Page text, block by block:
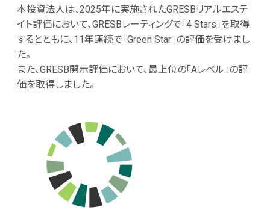
本投資法人は、2025年に実施されたGRESBリアルエステ
イト評価において、GRESBレーティングで「4 Stars」を取得
するとともに、11年連続で「Green Star」の評価を受けまし
た。
また、GRESB開示評価において、最上位の「Aレベル」の評
価を取得しました。